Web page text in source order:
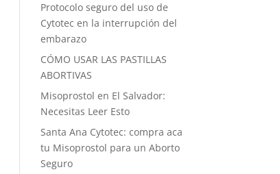
Protocolo seguro del uso de
Cytotec en la interrupción del
embarazo
CÓMO USAR LAS PASTILLAS
ABORTIVAS
Misoprostol en El Salvador:
Necesitas Leer Esto
Santa Ana Cytotec: compra aca
tu Misoprostol para un Aborto
Seguro